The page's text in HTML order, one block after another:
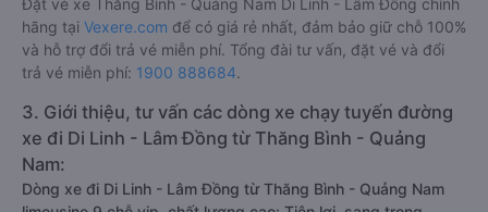
Đặt vé xe Thăng Bình - Quảng Nam Di Linh - Lâm Đồng chính
hãng tại Vexere.com để có giá rẻ nhất, đảm bảo giữ chỗ 100%
và hỗ trợ đổi trả vé miễn phí. Tổng đài tư vấn, đặt vé và đổi
trả vé miễn phí: 1900 888684.
3. Giới thiệu, tư vấn các dòng xe chạy tuyến đường
xe đi Di Linh - Lâm Đồng từ Thăng Bình - Quảng
Nam:
Dòng xe đi Di Linh - Lâm Đồng từ Thăng Bình - Quảng Nam